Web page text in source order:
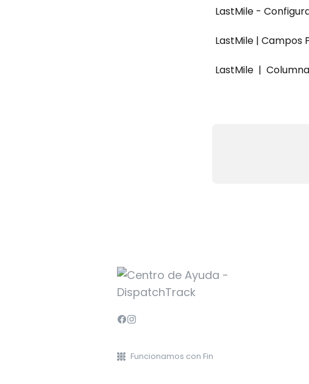
LastMile -
LastMile | Campos
LastMile  |
Funcionamos con Fin